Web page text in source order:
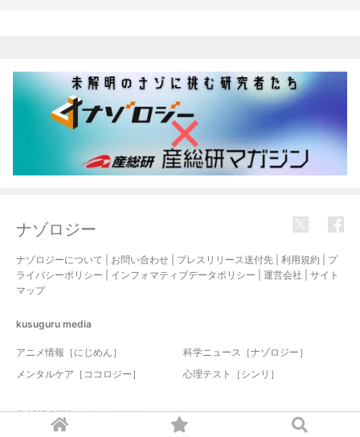
ナゾロジー
ナゾロジーについて お問い合わせ プレスリリース送付先 利用規約
プ
ライバシーポリシー
インフォマティブデータポリシー 運営会社
サイト
マップ
kusuguru media
アニメ情報［にじめん］
科学ニュース［ナゾロジー］
メンタルケア［ココロジー］
心理テスト［シンリ］
© 2017-2026 nazology. all rights reserved.